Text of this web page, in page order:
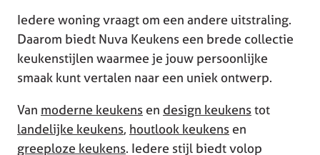
Iedere woning vraagt om een andere uitstraling.
Daarom biedt Nuva Keukens een brede collectie
keukenstijlen waarmee je jouw persoonlijke
smaak kunt vertalen naar een uniek ontwerp.
Van moderne keukens en design keukenstot
landelijke keukens, houtlook keukens en
greeploze keukens. Iedere stijl biedt volop